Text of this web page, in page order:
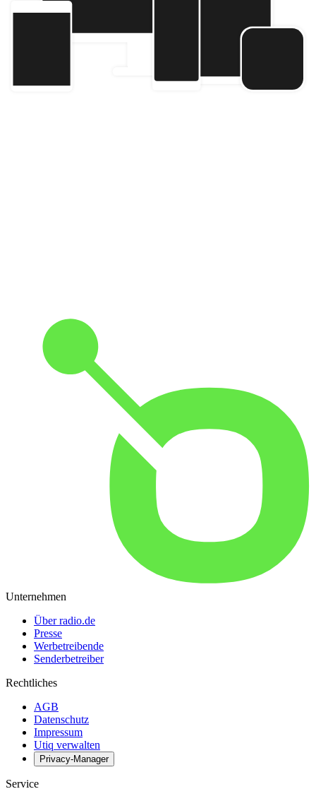
Unternehmen
Über radio.de
Presse
Werbetreibende
Senderbetreiber
Rechtliches
AGB
Datenschutz
Impressum
Utiq verwalten
Privacy-Manager
Service